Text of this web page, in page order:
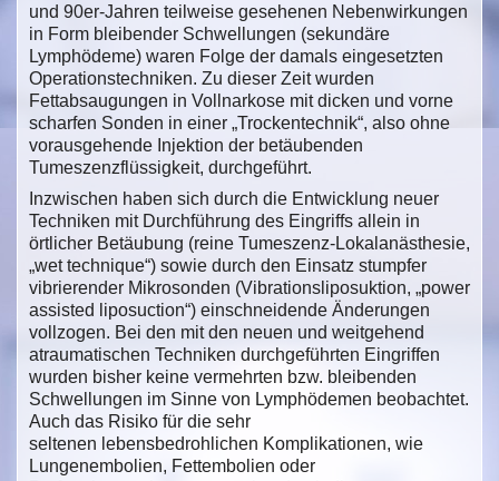
und 90er-Jahren teilweise gesehenen Nebenwirkungen
in Form bleibender Schwellungen (sekundäre
Lymphödeme) waren Folge der damals eingesetzten
Operationstechniken. Zu dieser Zeit wurden
Fettabsaugungen in Vollnarkose mit dicken und vorne
scharfen Sonden in einer „Trockentechnik“, also ohne
vorausgehende Injektion der betäubenden
Tumeszenzflüssigkeit, durchgeführt.
Inzwischen haben sich durch die Entwicklung neuer
Techniken mit Durchführung des Eingriffs allein in
örtlicher Betäubung (reine Tumeszenz-Lokalanästhesie,
„wet technique“) sowie durch den Einsatz stumpfer
vibrierender Mikrosonden (Vibrationsliposuktion, „power
assisted liposuction“) einschneidende Änderungen
vollzogen. Bei den mit den neuen und weitgehend
atraumatischen Techniken durchgeführten Eingriffen
wurden bisher keine vermehrten bzw. bleibenden
Schwellungen im Sinne von Lymphödemen beobachtet.
Auch das Risiko für die sehr
seltenen lebensbedrohlichen Komplikationen, wie
Lungenembolien, Fettembolien oder